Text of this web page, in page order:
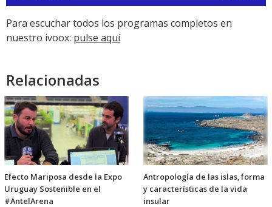
audio
Para escuchar todos los programas completos en
nuestro ivoox: pulse aquí
Relacionadas
Efecto Mariposa desde la Expo
Uruguay Sostenible en el
#AntelArena
Antropología de las islas, forma
y características de la vida
insular